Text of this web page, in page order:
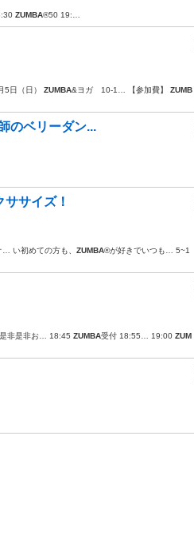
ZUMBA®︎50 19:…
5日（日） ZUMBA&ヨガ 10-1… 【参加費】 ZUMB
のベリーダン...
サイズ！
い初めての方も、 ZUMBA®が好きでいつも… 5~1
非是非お… 18:45 ZUMBA受付 18:55… 19:00 ZUM